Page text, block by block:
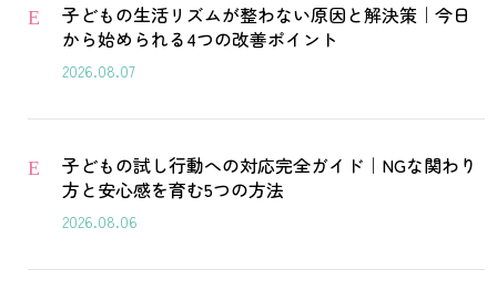
E
子どもの生活リズムが整わない原因と解決策｜今日
から始められる4つの改善ポイント
2026.08.07
E
子どもの試し行動への対応完全ガイド｜NGな関わり
方と安心感を育む5つの方法
2026.08.06